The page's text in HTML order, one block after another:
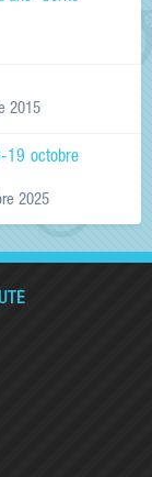
2015
19 octobre
2025